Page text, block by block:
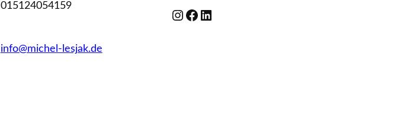
015124054159
info@michel-lesjak.de
Instagram Facebook LinkedIn